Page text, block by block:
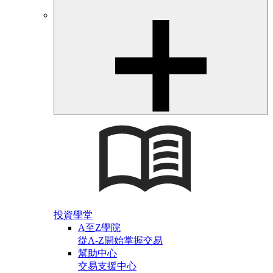
投資學堂
A至Z學院
從A-Z開始掌握交易
幫助中心
交易支援中心